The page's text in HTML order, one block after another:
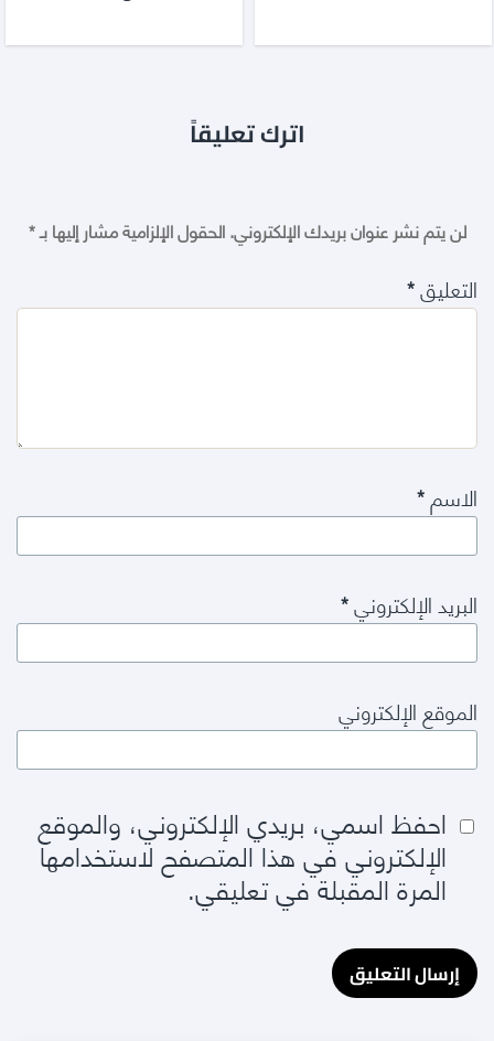
اترك تعليقاً
لن يتم نشر عنوان بريدك الإلكتروني.الحقول الإلزامية مشار إليها بـ*
التعليق*
الاسم*
البريد الإلكتروني*
الموقع الإلكتروني
احفظ اسمي، بريدي الإلكتروني، والموقع
الإلكتروني في هذا المتصفح لاستخدامها
المرة المقبلة في تعليقي.